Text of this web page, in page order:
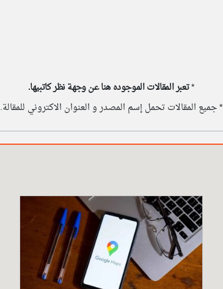
*تعبر المقالات الموجوده هنا عن وجهة نظر كاتبيها.
* جميع المقالات تحمل إسم المصدر و العنوان الاكتروني للمقالة.